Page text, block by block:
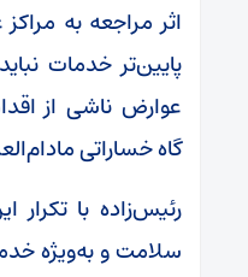
اثر مراجعه به
پایین‌تر خدمات
عوارض ناشی از
گاه خساراتی
رئیس‌زاده با
سلامت و به‌ویژه